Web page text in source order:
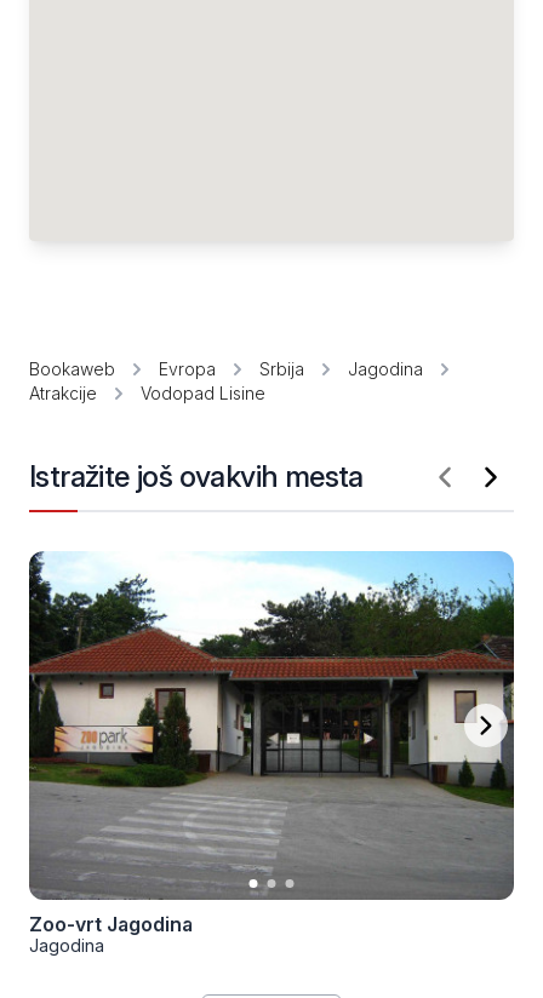
Bookaweb Evropa Srbija
Jagodina
Atrakcije
Vodopad Lisine
Istražite još ovakvih mesta
Zoo-vrt Jagodina
Jagodina